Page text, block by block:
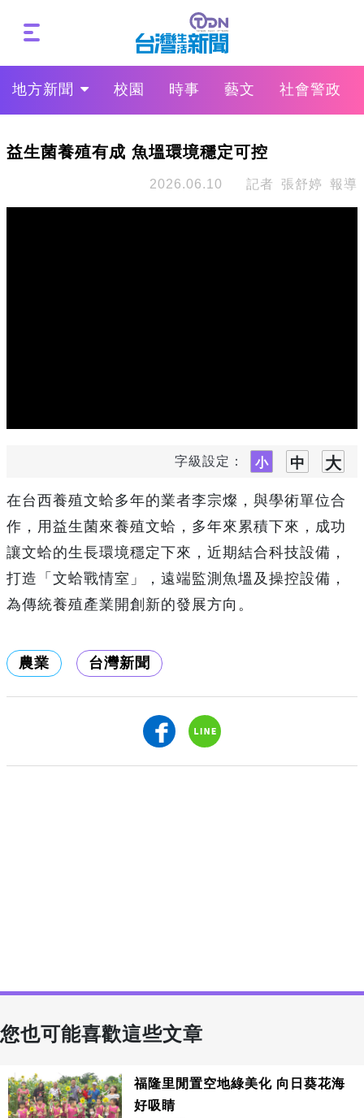
地方新聞 校園 時事 藝文 社會警政
益生菌養殖有成 魚塭環境穩定可控
2026.06.10 記者 張舒婷 報導
字級設定：
在台西養殖文蛤多年的業者李宗燦，與學術單位合
作，用益生菌來養殖文蛤，多年來累積下來，成功
讓文蛤的生長環境穩定下來，近期結合科技設備，
打造「文蛤戰情室」，遠端監測魚塭及操控設備，
為傳統養殖產業開創新的發展方向。
農業 台灣新聞
您也可能喜歡這些文章
福隆里閒置空地綠美化 向日葵花海
好吸睛